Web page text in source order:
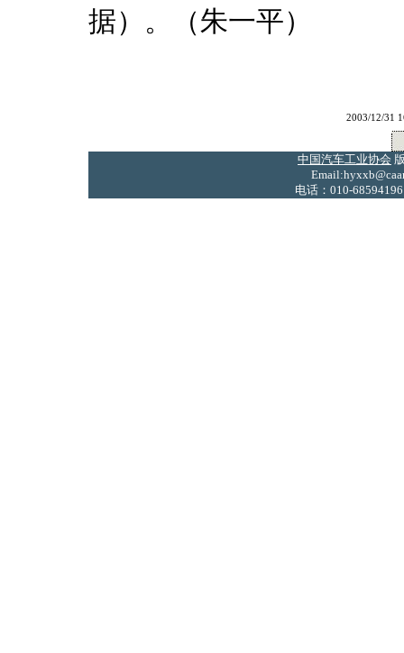
据）。（朱一平）
2003/12/31
中国汽车工业协会
电话：010-